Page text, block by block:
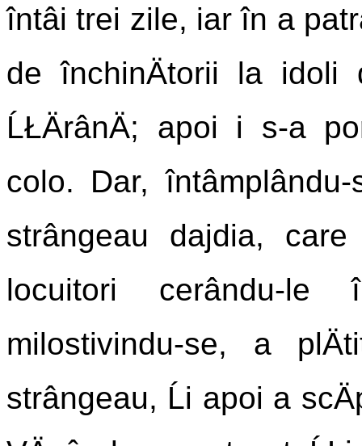
întâi trei zile, iar în a
de închinÄtorii la
ĹŁÄrânÄ; apoi i s-a
colo. Dar,
strângeau dajdia, care
locuitori cerându-le
milostivindu-se, a
strângeau, Ĺi apoi a